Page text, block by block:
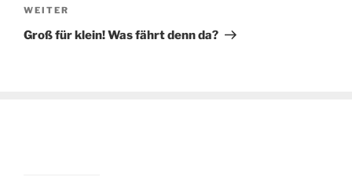
Nächster
Beitrag
WEITER
Groß für klein! Was fährt denn da?